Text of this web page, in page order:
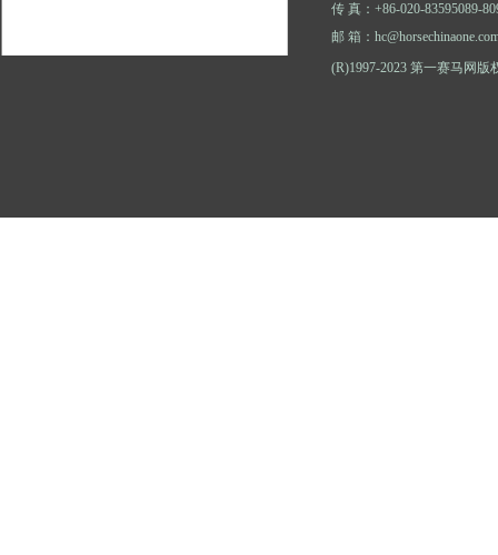
传 真：+86-020-83595089-
邮 箱：
(R)1997-2023 第一赛马网版